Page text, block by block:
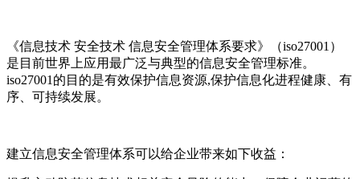
《信息技术 安全技术 信息安全管理体系要求》（iso27001）
是目前世界上应用最广泛与典型的信息安全管理标准。
iso27001的目的是有效保护信息资源,保护信息化进程健康、有
序、可持续发展。
建立信息安全管理体系可以给企业带来如下收益：